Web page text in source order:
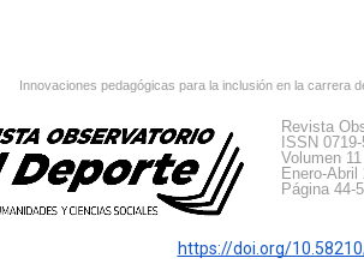
Innovaciones pedagógicas para la inclusión en la carrera
Revista
ISSN
Volumen
Enero-Abril
Página 44-
https://doi.org/